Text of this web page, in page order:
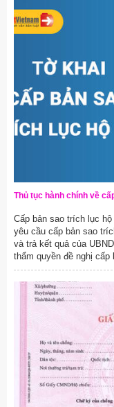
Thủ tục hành chính về
Cấp bản sao trích lục
yêu cầu cấp bản sao
và trả kết quả của
thẩm quyền đề nghị